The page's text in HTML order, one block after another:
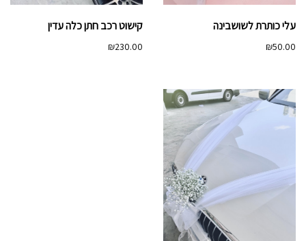
עלי כותרת לשושבינה
₪50.00
קישוט רכב חתן כלה עדין
₪230.00